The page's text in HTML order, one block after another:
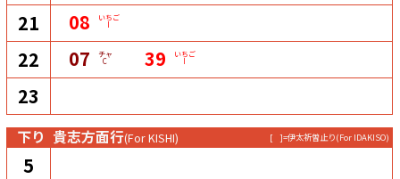
21 08 いちご
I
22 07 チャ
C 39 いちご
I
23
下り 貴志方面行(For KISHI) [ ]=伊太祈曽止り(For IDAKISO)
5